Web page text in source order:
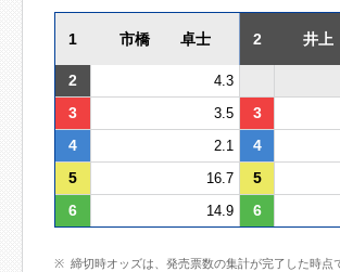
1 市橋 卓士 2 井
2 4.3
3 3.5 3
4 2.1 4
5
16.7 5
6
14.9 6
締切時オッズは、発売票数の集計が完了した時点